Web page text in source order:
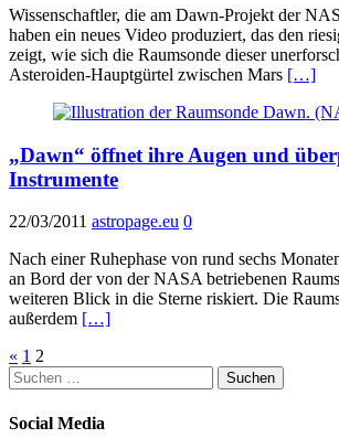
Wissenschaftler, die am Dawn-Projekt der
haben ein neues Video produziert, das den
zeigt, wie sich die Raumsonde dieser
Asteroiden-Hauptgürtel zwischen Mars […]
„Dawn“ öffnet ihre Augen und
Instrumente
22/03/2011 astropage.eu 0
Nach einer Ruhephase von rund sechs
an Bord der von der NASA betriebenen
weiteren Blick in die Sterne riskiert. Die
außerdem […]
Seitennummerierung
der
Beiträge
« 1 2
Suchen
nach:
Social Media